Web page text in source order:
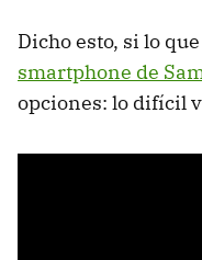
Dicho esto, si lo
smartphone de
opciones: lo difícil